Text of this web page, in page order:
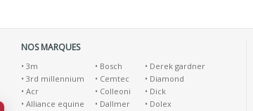
NOS MARQUES
• 3m
• 3rd millennium
• Acr
• Alliance equine
• Bosch
• Cemtec
• Colleoni
• Dallmer
• Derek gardner
• Diamond
• Dick
• Dolex